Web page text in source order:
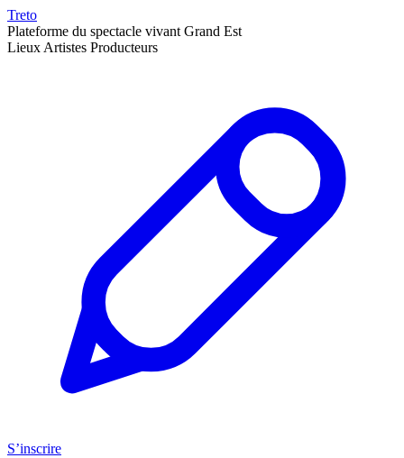
Treto
Plateforme du spectacle vivant Grand Est
Lieux Artistes Producteurs
S’inscrire